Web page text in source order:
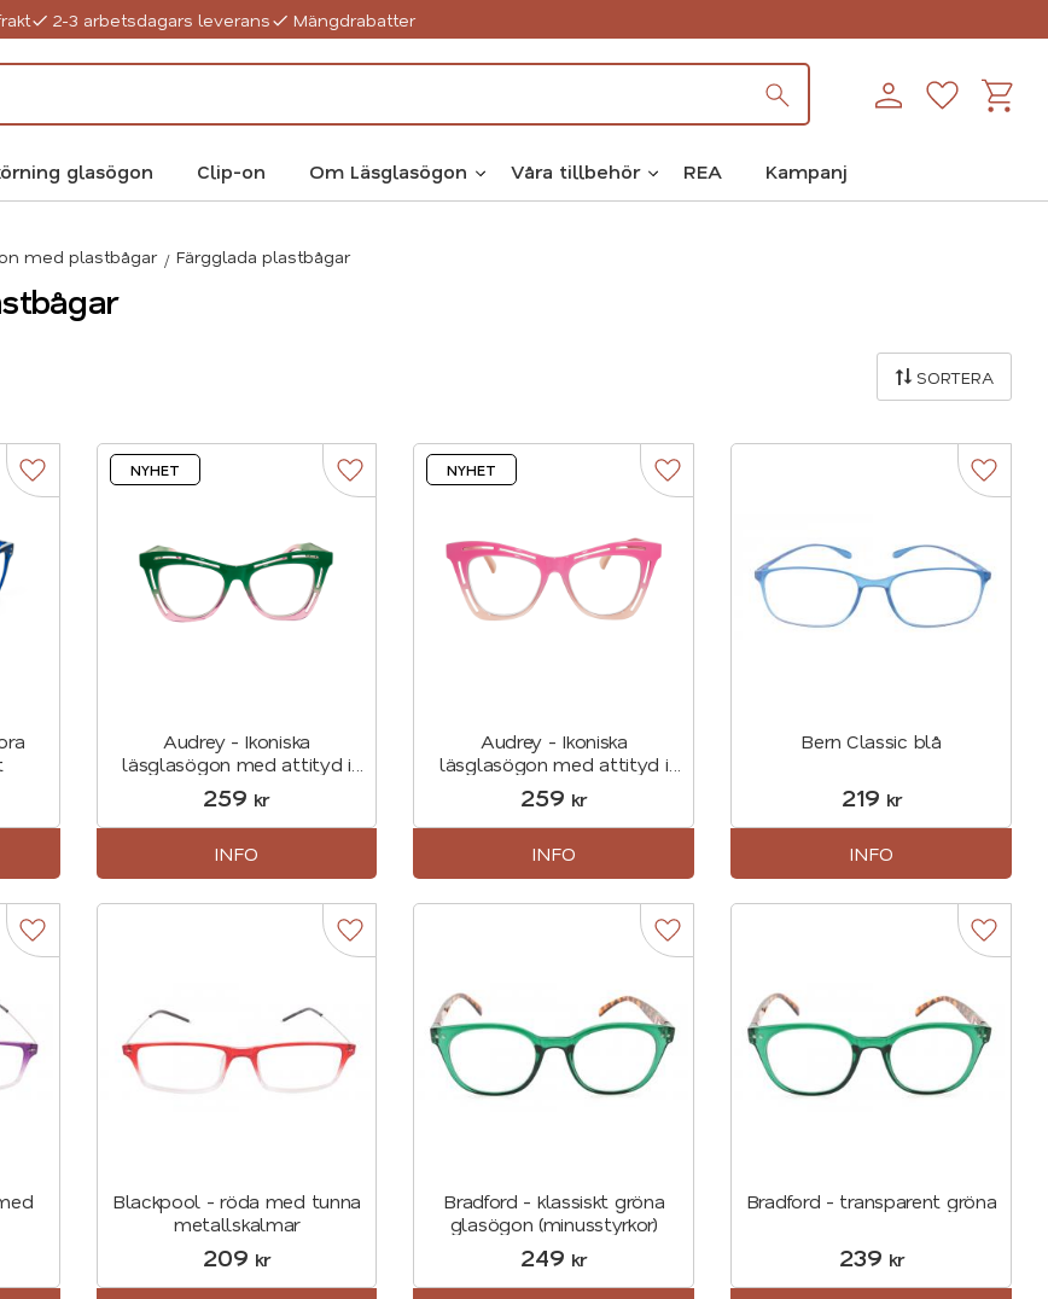
2-3 arbetsdagars leverans Mängdrabatter
glasögon Clip-on Om Läsglasögon Våra tillbehör REA Kampanj
Favoriter
med plastbågar Färgglada plastbågar
SORTERA
Lägg till i favoriter
Audrey - Ikoniska
läsglasögon med attityd i
Grönt
259 kr
NYHET
Lägg till i favoriter
INFO
Audrey - Ikoniska
läsglasögon med attityd i
Rosa
259 kr
NYHET
Lägg till i favoriter
INFO
Bern Classic blå
219 kr
Lägg
INFO
Lägg till i favoriter
Blackpool - röda med tunna
metallskalmar
209 kr
Lägg till i favoriter
Bradford - klassiskt gröna
glasögon (minusstyrkor)
249 kr
Lägg till i favoriter
Bradford - transparent gröna
239 kr
Lägg